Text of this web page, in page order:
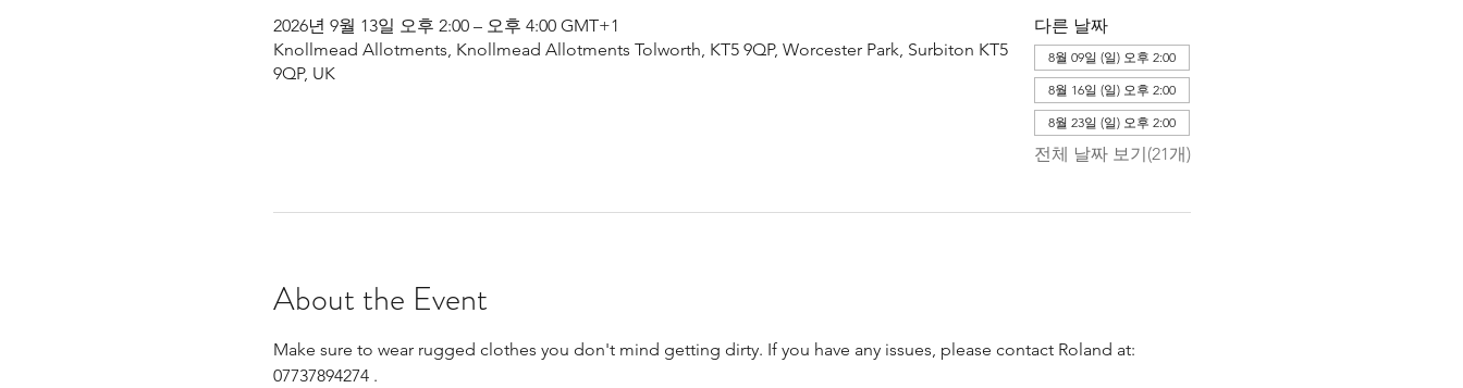
2026년 9월 13일 오후 2:00 – 오후 4:00 GMT+1
Knollmead Allotments, Knollmead Allotments Tolworth, KT5 9QP, Worcester Park, Surbiton KT5
9QP, UK
다른 날짜
8월 09일 (일) 오후 2:00
8월 16일 (일) 오후 2:00
8월 23일 (일) 오후 2:00
전체 날짜 보기(21개)
About the Event
Make sure to wear rugged clothes you don't mind getting dirty. If you have any issues, please contact Roland at:
07737894274 .